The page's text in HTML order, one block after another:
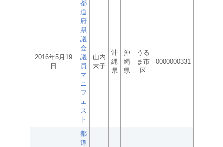
2016年5月19
日
都
道
府
県
議
会
議
員
マ
ニ
フ
ェ
ス
ト
山内
末子
沖
縄
県
沖
縄
県
うる
ま市
区
0000000331
都
道